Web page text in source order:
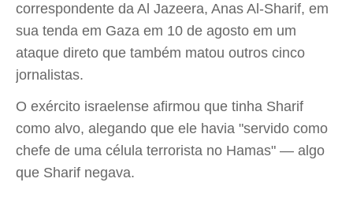
correspondente da Al Jazeera, Anas Al-Sharif, em
sua tenda em Gaza em 10 de agosto em um
ataque direto que também matou outros cinco
jornalistas.
O exército israelense afirmou que tinha Sharif
como alvo, alegando que ele havia "servido como
chefe de uma célula terrorista no Hamas" — algo
que Sharif negava.